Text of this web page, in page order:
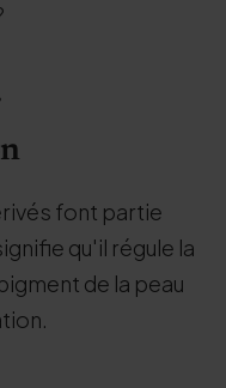
font partie
qu'il régule la
de la peau